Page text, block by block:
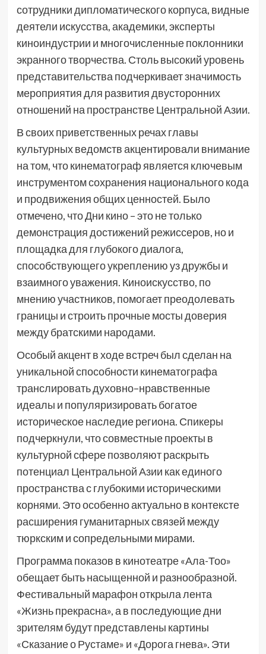
сотрудники дипломатического корпуса, видные
деятели искусства, академики, эксперты
киноиндустрии и многочисленные поклонники
экранного творчества. Столь высокий уровень
представительства подчеркивает значимость
мероприятия для развития двусторонних
отношений на пространстве Центральной Азии.
В своих приветственных речах главы
культурных ведомств акцентировали внимание
на том, что кинематограф является ключевым
инструментом сохранения национального кода
и продвижения общих ценностей. Было
отмечено, что Дни кино – это не только
демонстрация достижений режиссеров, но и
площадка для глубокого диалога,
способствующего укреплению уз дружбы и
взаимного уважения. Киноискусство, по
мнению участников, помогает преодолевать
границы и строить прочные мосты доверия
между братскими народами.
Особый акцент в ходе встреч был сделан на
уникальной способности кинематографа
транслировать духовно–нравственные
идеалы и популяризировать богатое
историческое наследие региона. Спикеры
подчеркнули, что совместные проекты в
культурной сфере позволяют раскрыть
потенциал Центральной Азии как единого
пространства с глубокими историческими
корнями. Это особенно актуально в контексте
расширения гуманитарных связей между
тюркским и сопредельными мирами.
Программа показов в кинотеатре «Ала-Тоо»
обещает быть насыщенной и разнообразной.
Фестивальный марафон открыла лента
«Жизнь прекрасна», а в последующие дни
зрителям будут представлены картины
«Сказание о Рустаме» и «Дорога гнева». Эти